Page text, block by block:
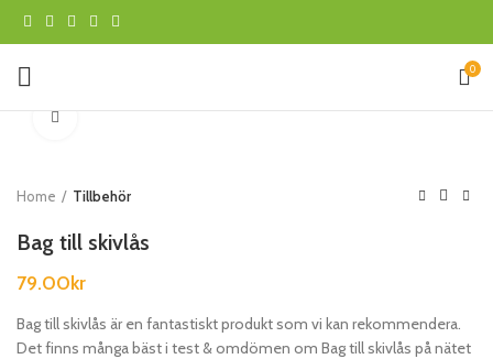
0
Home Tillbehör
Bag till skivlås
79.00kr
Bag till skivlås är en fantastiskt produkt som vi kan rekommendera.
Det finns många bäst i test & omdömen om Bag till skivlås på nätet